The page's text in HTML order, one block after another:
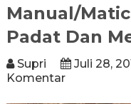
Manual/
Padat Dan
Supri Juli 28,
Komentar